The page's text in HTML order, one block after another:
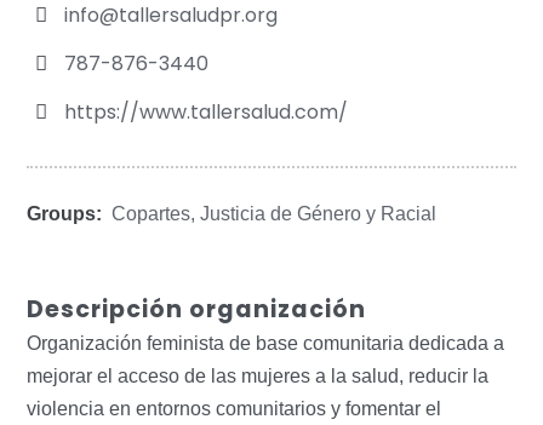
info@tallersaludpr.org
787-876-3440
https://www.tallersalud.com/
Groups: Copartes,Justicia de Género y Racial
Descripción organización
Organización feminista de base comunitaria dedicada a
mejorar el acceso de las mujeres a la salud, reducir la
violencia en entornos comunitarios y fomentar el